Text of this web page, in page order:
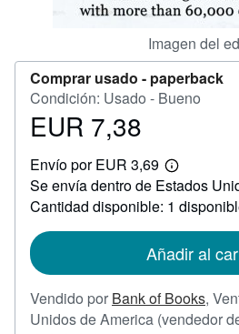
Imagen del
Comprar usado - paperback
Condición: Usado - Bueno
Precio
7,38
EUR 7,38
Envío por EUR 3,69
Más
información
sobre
las
envío
Se envía dentro de Estados
Cantidad disponible: 1
Añadir al
Vendido por Bank of Books,
Unidos de America (vendedor